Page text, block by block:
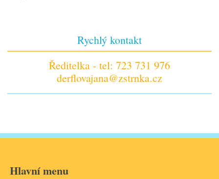
Rychlý kontakt
Ředitelka - tel: 723 731 976
derflovajana@zstrnka.cz
Hlavní menu